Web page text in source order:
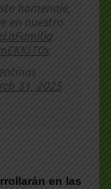
homenaje,
en nuestro
31, 2025
en las